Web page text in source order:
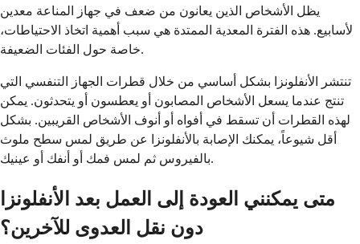
يظل الأشخاص الذين يعانون من ضعف في جهاز المناعة معدين
لأسابيع. هذه الفترة المعدية الممتدة هي سبب أهمية اتخاذ الاحتياطات،
خاصة حول الفئات الضعيفة.
تنتشر الأنفلونزا بشكل أساسي من خلال قطرات الجهاز التنفسي التي
تنتج عندما يسعل الأشخاص المصابون أو يعطسون أو يتحدثون. يمكن
لهذه القطرات أن تسقط في أفواه أو أنوف الأشخاص القريبين. بشكل
أقل شيوعاً، يمكنك الإصابة بالأنفلونزا عن طريق لمس سطح ملوث
بالفيروس ثم لمس فمك أو أنفك أو عينيك.
متى يمكنني العودة إلى العمل بعد الأنفلونزا
دون نقل العدوى للآخرين؟